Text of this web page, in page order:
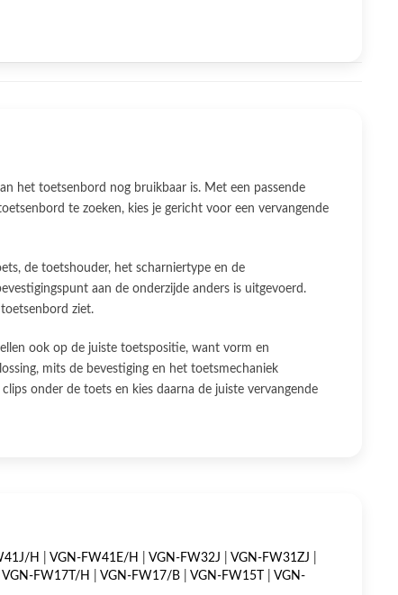
het toetsenbord nog bruikbaar is. Met een passende
te zoeken, kies je gericht voor een vervangende
de toetshouder, het scharniertype en de
aan de onderzijde anders is uitgevoerd.
ziet.
ook op de juiste toetspositie, want vorm en
mits de bevestiging en het toetsmechaniek
onder de toets en kies daarna de juiste vervangende
H |VGN-FW41E/H |VGN-FW32J |VGN-FW31ZJ
|VGN-FW17T/H |VGN-FW17/B |VGN-FW15T |VGN-